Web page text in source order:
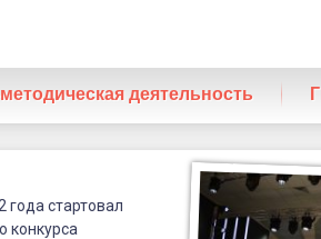
деятельность
года стартовал
конкурса